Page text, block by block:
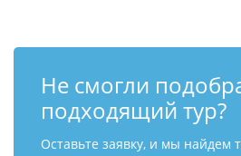
Не смогли
подходящий тур?
Оставьте заявку, и мы найдем